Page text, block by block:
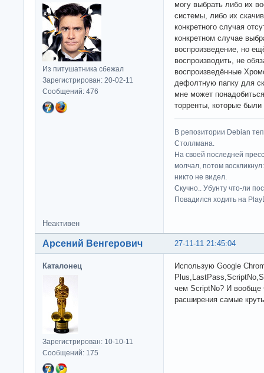
Из питушатника сбежал
Зарегистрирован: 20-02-11
Сообщений: 476
могу выбрать либо их
системы, либо их
конкретного случая
конкретном случае
воспроизведение, но
воспроизводить, не
воспроизведённые
дефолтную папку для
мне может
торренты, которые
В репозитории Debian
Столлмана.
На своей последней
молчал, потом
никто не видел.
Скучно.. Убунту что-ли
Повадился ходить на
Неактивен
27-11-11 21:45:04
Арсений Венгерович
Каталонец
Зарегистрирован: 10-10-11
Сообщений: 175
Использую Google
чем ScriptNo? И вообще
расширения самые